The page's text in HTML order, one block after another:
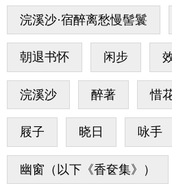
浣溪沙·宿醉离愁慢髻鬟
朝退书怀 闲步
浣溪沙 醉著 惜
屐子 晓日 咏手
幽窗（以下《香奁集》）